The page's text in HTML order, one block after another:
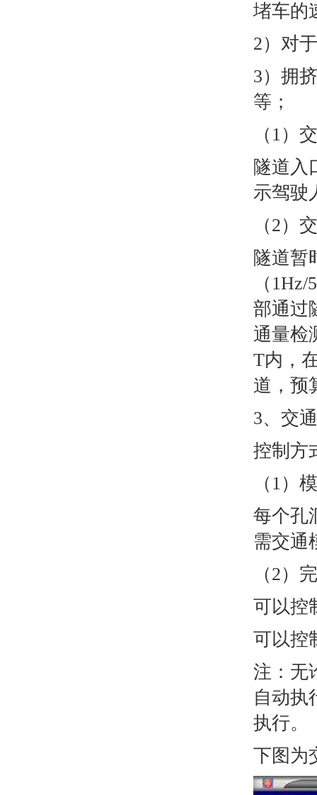
堵车的
2）对
3）拥
等；
（1）
隧道入
示驾驶
（2）
隧道暂
（
部通过
通量检
T内，
道，预
3、交
控制方
（1）
每个孔
需交通
（2）
可以控
可以控
注：无
自动执
执行。
下图为